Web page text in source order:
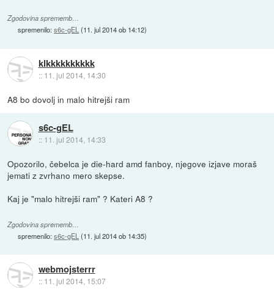
Zgodovina sprememb…
spremenilo:s6c-gEL(11. jul 2014 ob 14:12)
klkkkkkkkkkk
:: 11. jul 2014, 14:30
A8 bo dovolj in malo hitrejši ram
s6c-gEL
:: 11. jul 2014, 14:33
Opozorilo, čebelca je die-hard amd fanboy, njegove izjave moraš
jemati z zvrhano mero skepse.
Kaj je "malo hitrejši ram" ? Kateri A8 ?
Zgodovina sprememb…
spremenilo:s6c-gEL (11. jul 2014 ob 14:35)
webmojsterrr
:: 11. jul 2014, 15:07